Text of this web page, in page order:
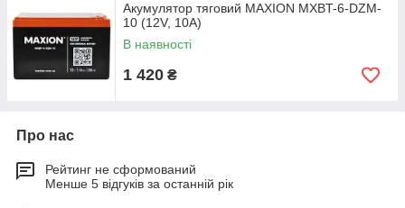
Акумулятор тяговий MAXION MXBT-6-DZM-
10 (12V, 10А)
В наявності
1 420 ₴
Про нас
Рейтинг не сформований
Менше 5 відгуків за останній рік